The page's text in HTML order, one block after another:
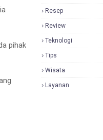
pihak
Resep
Review
Teknologi
Tips
Wisata
Layanan